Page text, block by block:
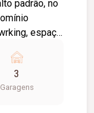
padrão, no
espaço
São 03
em 02
3
Garagens